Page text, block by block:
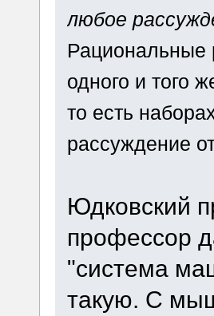
любое
Рациональные
одного и того
то есть
рассуждение
Юдковский
профессор
"система
такую. С